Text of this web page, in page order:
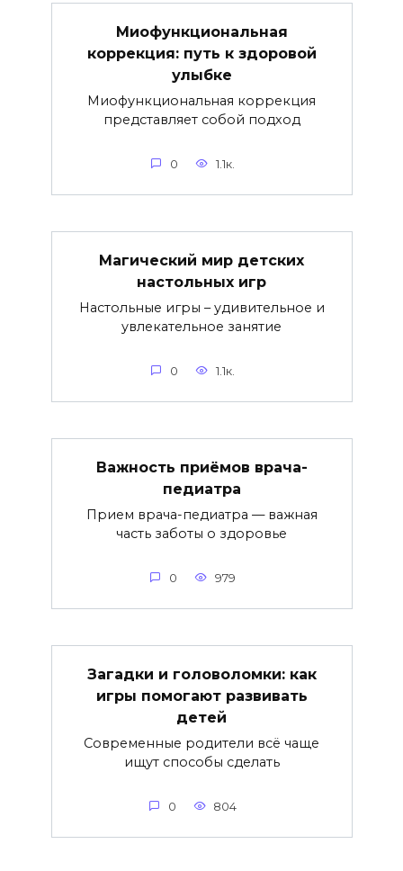
Миофункциональная
коррекция: путь к здоровой
улыбке
Миофункциональная коррекция
представляет собой подход
0 1.1к.
Магический мир детских
настольных игр
Настольные игры – удивительное и
увлекательное занятие
0 1.1к.
Важность приёмов врача-
педиатра
Прием врача-педиатра — важная
часть заботы о здоровье
0 979
Загадки и головоломки: как
игры помогают развивать
детей
Современные родители всё чаще
ищут способы сделать
0 804